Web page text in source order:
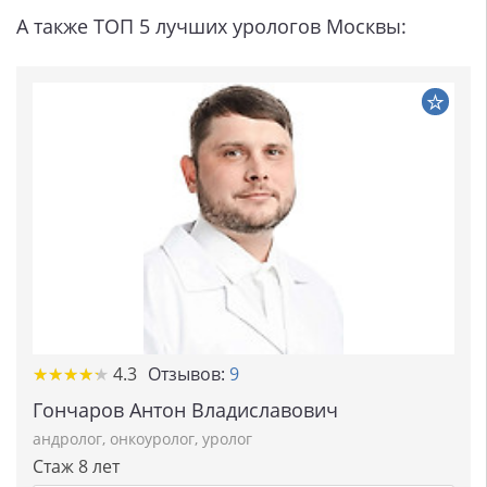
А также ТОП 5 лучших урологов Москвы:
★★★★★
★★★★★ 4.3 Отзывов: 9
Гончаров Антон Владиславович
андролог, онкоуролог, уролог
Стаж 8 лет